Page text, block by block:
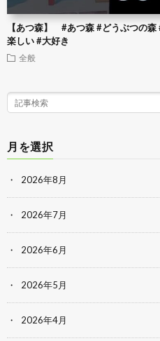
【あつ森】 #あつ森 #どうぶつの
楽しい #大好き
全般
月を選択
2026年8月
2026年7月
2026年6月
2026年5月
2026年4月